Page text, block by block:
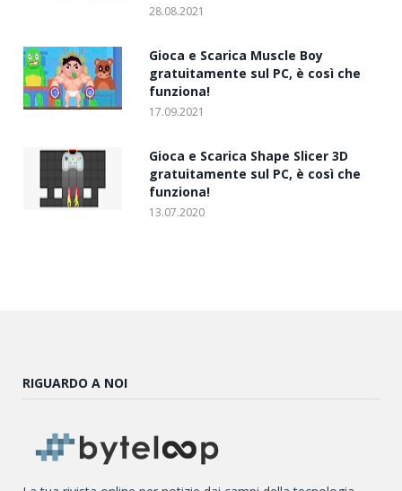
28.08.2021
Gioca e Scarica Muscle Boy
gratuitamente sul PC, è così che
funziona!
17.09.2021
Gioca e Scarica Shape Slicer 3D
gratuitamente sul PC, è così che
funziona!
13.07.2020
RIGUARDO A NOI